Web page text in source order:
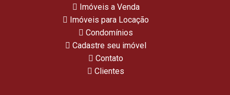
Imóveis a Venda
Imóveis para Locação
Condomínios
Cadastre seu imóvel
Contato
Clientes